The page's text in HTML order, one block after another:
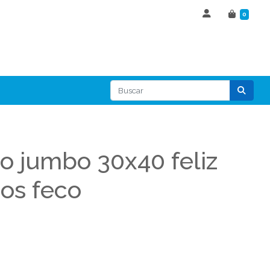
0
jumbo 30x40 feliz
feco